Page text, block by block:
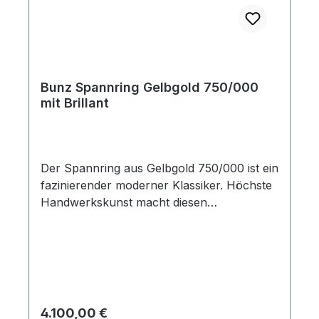
Bunz Spannring Gelbgold 750/000
mit Brillant
Der Spannring aus Gelbgold 750/000 ist ein
fazinierender moderner Klassiker. Höchste
Handwerkskunst macht diesen
Platins sicher gehaltene Stein wirkt wie frei
Regulärer Preis:
4.100,00 €